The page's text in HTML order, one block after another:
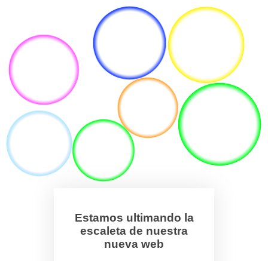
Estamos ultimando la
escaleta de nuestra
nueva web